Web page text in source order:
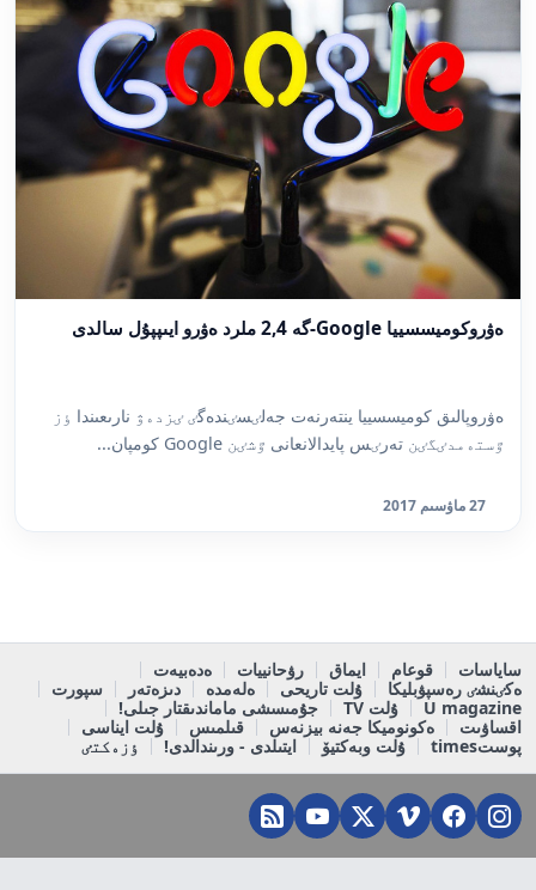
ەۋروكوميسسييا Google-گە 2,4 ملرد ەۋرو ايىپپۇل سالدى
ەۋروپالىق كوميسسييا ينتەرنەت جەلٸسٸندەگٸ ٸزدەۋ نارىعىندا ٶز
ٷستەمدٸگٸن تەرٸس پايدالانعانى ٷشٸن Google كومپان...
27 ماۋسىم 2017
ساياسات قوعام ايماق رۋحانييات
ەدەبيەت
ەكٸنشٸ رەسپۋبليكا
ۇلت تاريحى ەلەمدە دىزەتەر
سپورت
U magazine
ۇلت TV
جۇمىسشى ماماندىقتار جىلى!
اقساۋىت
ەكونوميكا جەنە بيزنەس قىلمىس
ۇلت ايناسى
پوستtimes
ۇلت وبەكتيۆ ايتىلدى - ورىندالدى! ٶزەكتٸ